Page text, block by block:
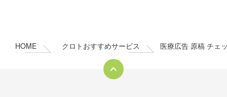
HOME クロトおすすめサービス 医療広告 原稿 チェ